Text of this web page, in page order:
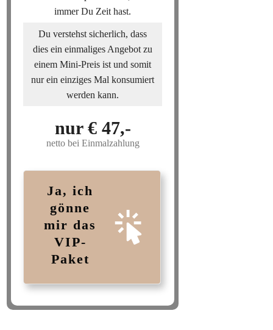
immer Du Zeit hast.
Du verstehst sicherlich, dass
dies ein einmaliges Angebot zu
einem Mini-Preis ist und somit
nur ein einziges Mal konsumiert
werden kann.
nur € 47,-
netto bei Einmalzahlung
Ja, ich
gönne
mir das
VIP-
Paket